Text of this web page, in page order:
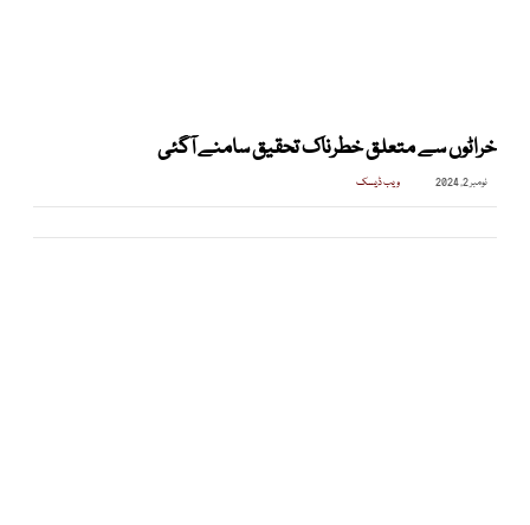
خراٹوں سے متعلق خطرناک تحقیق سامنے آگئی
نومبر 2, 2024 ویب ڈیسک